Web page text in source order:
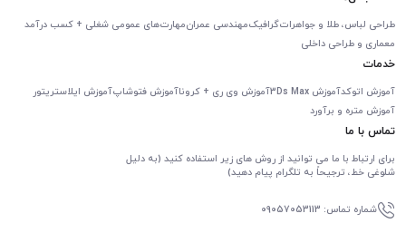
طراحی لباس، طلا و جواهراتگرافیکمهندسی عمرانمهارت‌های عمومی شغلی + کسب درآمد
معماری و طراحی داخلی
خدمات
آموزش اتوکدآموزش 3Ds Max آموزش وی ری + کروناآموزش فتوشاپآموزش ایلاستریتور
آموزش متره و برآورد
تماس با ما
برای ارتباط با ما می توانید از روش های زیر استفاده کنید (به دلیل
شلوغی خط، ترجیحاً به تلگرام پیام دهید)
شماره تماس: 09057053113